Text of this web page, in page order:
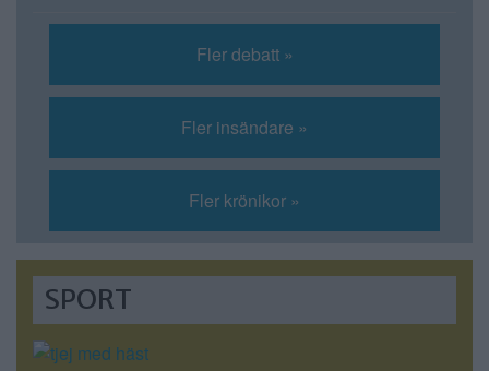
Fler debatt »
Fler insändare »
Fler krönikor »
SPORT